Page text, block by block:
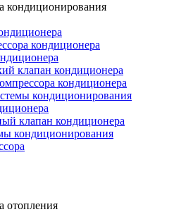
кондиционирования
кондиционера
клапан кондиционера
кондиционера
кондиционирования
клапан кондиционера
кондиционирования
отопления